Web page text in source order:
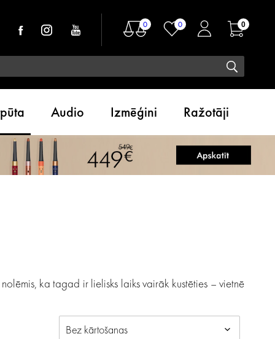
0 0 0
Audio Izmēģini Ražotāji
ka tagad ir lielisks laiks vairāk kustēties – vietnē